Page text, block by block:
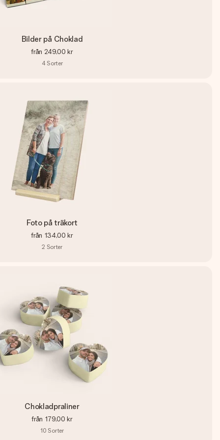
Bilder på Choklad
från 249,00 kr
4 Sorter
Foto på träkort
från 134,00 kr
2 Sorter
Chokladpraliner
från 179,00 kr
10 Sorter